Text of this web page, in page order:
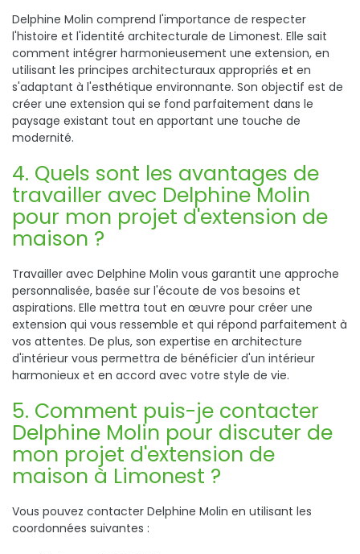
Delphine Molin comprend l'importance de respecter
l'histoire et l'identité architecturale de Limonest. Elle sait
comment intégrer harmonieusement une extension, en
utilisant les principes architecturaux appropriés et en
s'adaptant à l'esthétique environnante. Son objectif est de
créer une extension qui se fond parfaitement dans le
paysage existant tout en apportant une touche de
modernité.
4. Quels sont les avantages de
travailler avec Delphine Molin
pour mon projet d'extension de
maison ?
Travailler avec Delphine Molin vous garantit une approche
personnalisée, basée sur l'écoute de vos besoins et
aspirations. Elle mettra tout en œuvre pour créer une
extension qui vous ressemble et qui répond parfaitement à
vos attentes. De plus, son expertise en architecture
d'intérieur vous permettra de bénéficier d'un intérieur
harmonieux et en accord avec votre style de vie.
5. Comment puis-je contacter
Delphine Molin pour discuter de
mon projet d'extension de
maison à Limonest ?
Vous pouvez contacter Delphine Molin en utilisant les
coordonnées suivantes :